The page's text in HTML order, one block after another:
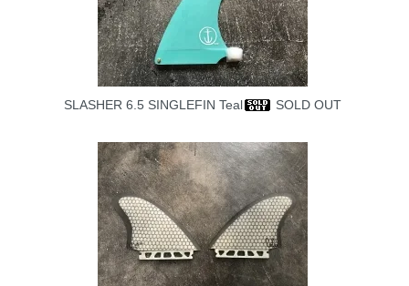
SLASHER 6.5 SINGLEFIN Teal SOLD OUT